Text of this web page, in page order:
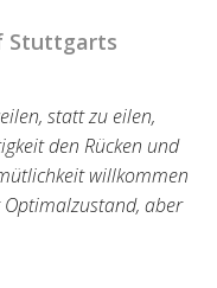
Stuttgarts
statt zu eilen,
den Rücken und
willkommen
aber